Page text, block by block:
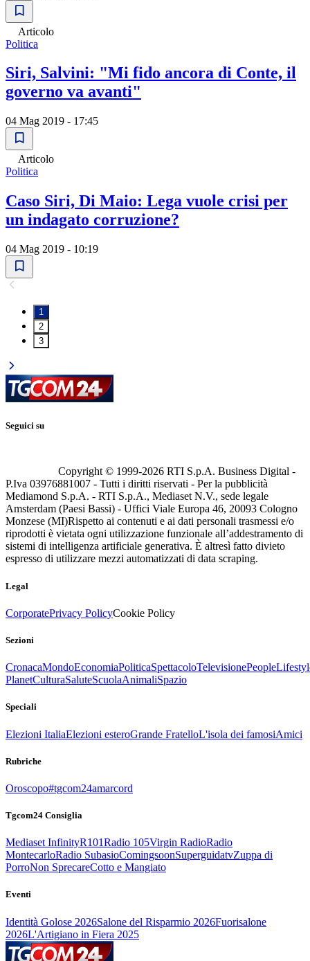
Articolo
Politica
Siri, Salvini: "Mi fido ancora di Conte, il
governo va avanti"
04 Mag 2019 - 17:45
Articolo
Politica
Caso Siri, Di Maio: Lega vuole crisi per
un indagato corruzione?
04 Mag 2019 - 10:19
1
2
3
Seguici su
Copyright © 1999-2026 RTI S.p.A. Business Digital -
P.Iva 03976881007 - Tutti i diritti riservati - Per la pubblicità
Mediamond S.p.A. - RTI S.p.A., Mediaset N.V., sede legale
Amsterdam (Paesi Bassi) - Uffici Viale Europa 46, 20093 Cologno
Monzese (MI)Rispetto ai contenuti e ai dati personali trasmessi e/o
riprodotti è vietata ogni utilizzazione funzionale all’addestramento di
sistemi di intelligenza artificiale generativa. È altresì fatto divieto
espresso di utilizzare mezzi automatizzati di data scraping.
Legal
CorporatePrivacy PolicyCookie Policy
Sezioni
CronacaMondoEconomiaPoliticaSpettacoloTelevisionePeople
PlanetCulturaSaluteScuolaAnimaliSpazio
Speciali
Elezioni ItaliaElezioni esteroGrande FratelloL'isola dei famosiAmici
Rubriche
Oroscopo#tgcom24amarcord
Tgcom24 Consiglia
Mediaset InfinityR101Radio 105Virgin RadioRadio
MontecarloRadio SubasioComingsoonSuperguidatvZuppa di
PorroNon SprecareCotto e Mangiato
Eventi
Identità Golose 2026Salone del Risparmio 2026Fuorisalone
2026L'Artigiano in Fiera 2025